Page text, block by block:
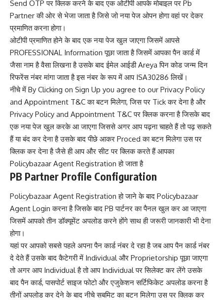
Send OTP पर क्लिक करने के बाद एक ओटीपी आपके मोबाइल पर Pb
Partner की ओर से भेजा जाता है जिसे जो नया पेज ओपन होगा वहां पर देकर
प्रमाणित करना होगा।
ओटीपी प्रमाणित होने के बाद एक नया पेज खुल जाएगा जिसमें आपसे
PROFESSIONAL Information पूछा जाता है जिसमें आपका पैन कार्ड में
जैसा नाम है वैसा लिखना है उसके बाद ईमेल आईडी Areya पिन कोड जन्म दिन
रिफरेंस नंबर मांगा जाता है इस नंबर के रूप में आप ISA30286 लिखें।
नीचे में By Clicking on Sign Up you agree to our Privacy Policy
and Appointment T&C का बटन मिलेगा, जिस पर Tick कर देना है और
Privacy Policy and Appointment T&C पर क्लिक करना है जिसके बाद
एक नया पेज खुल करके आ जाएगा जिससे अगर आप पढ़ना चाहते हैं तो पढ़ सकते
हैं या बंद कर देना है उसके बाद पीछे आकर Proced का बटन मिलेगा उस पर
क्लिक कर देना है जैसे ही आप और सीट पर क्लिक करते हैं आपका
Policybazaar Agent Registration हो जाता है
PB Partner Profile Configuration
Policybazaar Agent Registration हो जाने के बाद Policybazaar
Agent Login करना है जिसके बाद PB पार्टनर का पैनल खुल कर आ जाएगा
जिसमें आपको तीन डॉक्यूमेंट अपलोड करने होंगे साथ ही जरूरी जानकारी भी देना
होगा।
यहां पर आपको सबसे पहले अपना पैन कार्ड नंबर दे रहा है जब आप पैन कार्ड नंबर
दे देते हैं उसके बाद कैटेगरी में Individual और Proprietorship पूछा जाएगा
तो अगर आप Individual है तो आप Individual पर सिलेक्ट कर लेंगे उसके
बाद पैन कार्ड, पासपोर्ट साइज फोटो और एजुकेशन सर्टिफिकेट अपलोड करना है
तीनों अपलोड कर देने के बाद नीचे सबमिट का बटन मिलेगा उस पर क्लिक कर